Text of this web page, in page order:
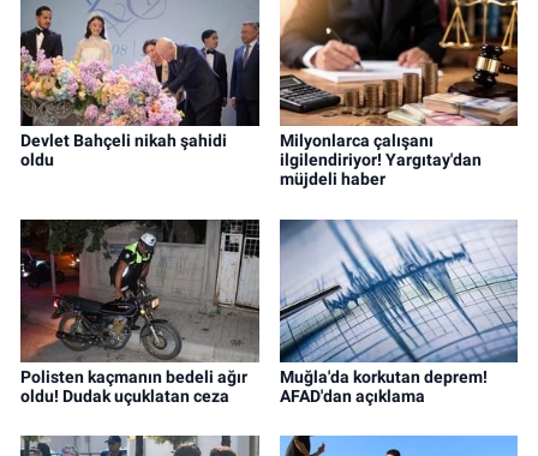
Devlet Bahçeli nikah şahidi
oldu
Milyonlarca çalışanı
ilgilendiriyor! Yargıtay'dan
müjdeli haber
Polisten kaçmanın bedeli ağır
oldu! Dudak uçuklatan ceza
Muğla'da korkutan deprem!
AFAD'dan açıklama